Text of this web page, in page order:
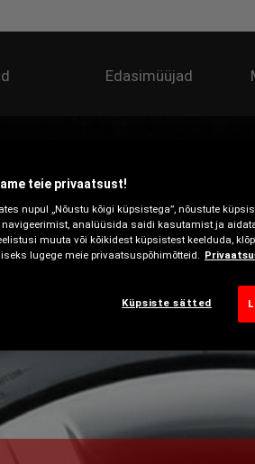
Edasimüüjad
teie privaatsust!
nupul „Nõustu kõigi küpsistega”, nõustute
analüüsida saidi kasutamist ja
muuta või kõikidest küpsistest keelduda,
lugege meie privaatsuspõhimõtteid.
Küpsiste sätted